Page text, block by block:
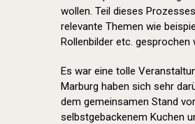
wollen. Teil dieses
relevante Themen wie
Rollenbilder etc. gesprochen
Es war eine tolle
Marburg haben sich sehr
dem gemeinsamen Stand
selbstgebackenem Kuchen